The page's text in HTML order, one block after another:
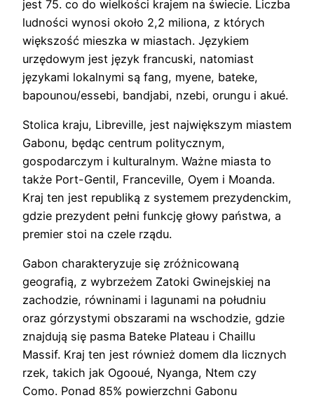
jest 75. co do wielkości krajem na świecie. Liczba
ludności wynosi około 2,2 miliona, z których
większość mieszka w miastach. Językiem
urzędowym jest język francuski, natomiast
językami lokalnymi są fang, myene, bateke,
bapounou/essebi, bandjabi, nzebi, orungu i akué.
Stolica kraju, Libreville, jest największym miastem
Gabonu, będąc centrum politycznym,
gospodarczym i kulturalnym. Ważne miasta to
także Port-Gentil, Franceville, Oyem i Moanda.
Kraj ten jest republiką z systemem prezydenckim,
gdzie prezydent pełni funkcję głowy państwa, a
premier stoi na czele rządu.
Gabon charakteryzuje się zróżnicowaną
geografią, z wybrzeżem Zatoki Gwinejskiej na
zachodzie, równinami i lagunami na południu
oraz górzystymi obszarami na wschodzie, gdzie
znajdują się pasma Bateke Plateau i Chaillu
Massif. Kraj ten jest również domem dla licznych
rzek, takich jak Ogooué, Nyanga, Ntem czy
Como. Ponad 85% powierzchni Gabonu